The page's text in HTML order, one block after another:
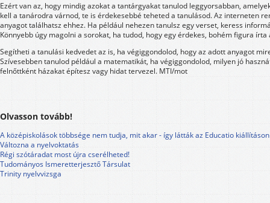
Ezért van az, hogy mindig azokat a tantárgyakat tanulod leggyorsabban,
kell a tanárodra várnod, te is érdekesebbé teheted a tanulásod. Az interneten
anyagot találhatsz ehhez. Ha például nehezen tanulsz egy verset, keress
Könnyebb úgy magolni a sorokat, ha tudod, hogy egy érdekes, bohém figura írta
Segítheti a tanulási kedvedet az is, ha végiggondolod, hogy az adott anyagot
Szívesebben tanulod például a matematikát, ha végiggondolod, milyen jó
felnőttként házakat építesz vagy hidat tervezel. MTI/mot
Olvasson tovább!
A középiskolások többsége nem tudja, mit akar - így látták az Educatio
Változna a nyelvoktatás
Régi szótáradat most újra cserélheted!
Tudományos Ismeretterjesztő Társulat
Trinity nyelvvizsga